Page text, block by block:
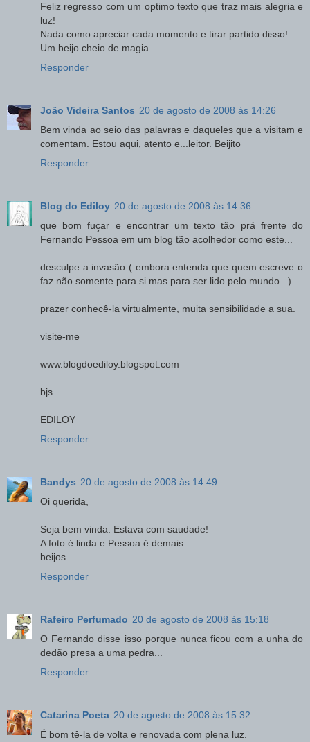
Feliz regresso com um optimo texto que traz mais alegria e
luz!
Nada como apreciar cada momento e tirar partido disso!
Um beijo cheio de magia
Responder
João Videira Santos 20 de agosto de 2008 às 14:26
Bem vinda ao seio das palavras e daqueles que a visitam e
comentam. Estou aqui, atento e...leitor. Beijito
Responder
Blog do Ediloy 20 de agosto de 2008 às 14:36
que bom fuçar e encontrar um texto tão prá frente do
Fernando Pessoa em um blog tão acolhedor como este...
desculpe a invasão ( embora entenda que quem escreve o
faz não somente para si mas para ser lido pelo mundo...)
prazer conhecê-la virtualmente, muita sensibilidade a sua.
visite-me
www.blogdoediloy.blogspot.com
bjs
EDILOY
Responder
Bandys 20 de agosto de 2008 às 14:49
Oi querida,
Seja bem vinda. Estava com saudade!
A foto é linda e Pessoa é demais.
beijos
Responder
Rafeiro Perfumado 20 de agosto de 2008 às 15:18
O Fernando disse isso porque nunca ficou com a unha do
dedão presa a uma pedra...
Responder
Catarina Poeta 20 de agosto de 2008 às 15:32
É bom tê-la de volta e renovada com plena luz.